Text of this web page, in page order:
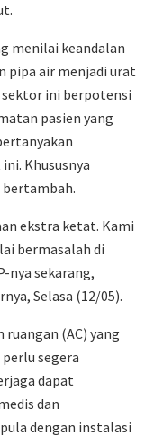
menilai keandalan
pipa air menjadi urat
sektor ini berpotensi
pasien yang
Khususnya
bertambah.
ekstra ketat. Kami
bermasalah di
nya sekarang,
Selasa (12/05).
(AC) yang
segera
dapat
dan
dengan instalasi